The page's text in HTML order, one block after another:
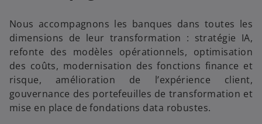
Nous accompagnons les banques dans toutes les
dimensions de leur transformation : stratégie IA,
refonte des modèles opérationnels, optimisation
des coûts, modernisation des fonctions finance et
risque, amélioration de l’expérience client,
gouvernance des portefeuilles de transformation et
mise en place de fondations data robustes.